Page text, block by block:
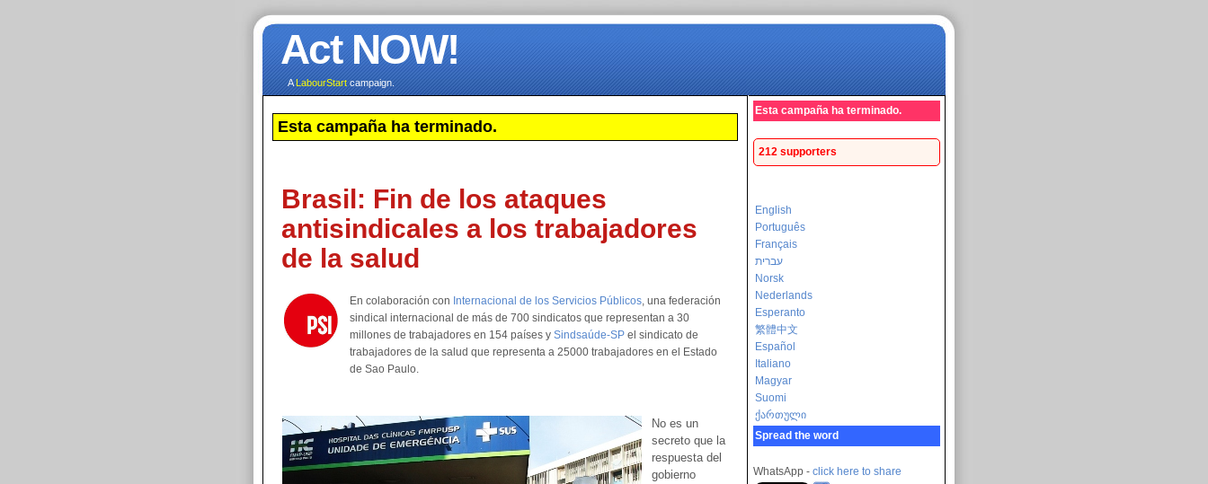
Act NOW!
ALabourStartcampaign.
Esta campaña ha terminado.
Brasil: Fin de los ataques
antisindicales a los trabajadores
de la salud
En colaboración con Internacional de los Servicios Públicos, una federación
sindical internacional de más de 700 sindicatos que representan a 30
millones de trabajadores en 154 países y Sindsaúde-SP el sindicato de
trabajadores de la salud que representa a 25000 trabajadores en el Estado
de Sao Paulo.
No es un
secreto que la
respuesta del
gobierno
Esta campaña ha terminado.
212 supporters
English
Português
Français
עברית
Norsk
Nederlands
Esperanto
繁體中文
Español
Italiano
Magyar
Suomi
ქართული
Spread the word
WhatsApp - click here to share